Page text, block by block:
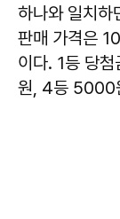
하나와 일치하
판매 가격은
이다. 1등 당
원, 4등 5000